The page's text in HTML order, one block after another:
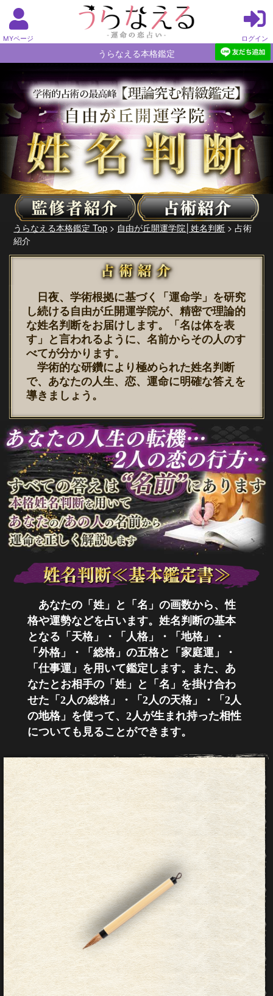
MYページ ログイン
うらなえる本格鑑定
うらなえる本格鑑定 Top > 自由が丘開運学院│姓名判断 > 占術
紹介
日夜、学術根拠に基づく「運命学」を研究
し続ける自由が丘開運学院が、精密で理論的
な姓名判断をお届けします。「名は体を表
す」と言われるように、名前からその人のす
べてが分かります。
学術的な研鑽により極められた姓名判断
で、あなたの人生、恋、運命に明確な答えを
導きましょう。
あなたの「姓」と「名」の画数から、性
格や運勢などを占います。姓名判断の基本
となる「天格」・「人格」・「地格」・
「外格」・「総格」の五格と「家庭運」・
「仕事運」を用いて鑑定します。また、あ
なたとお相手の「姓」と「名」を掛け合わ
せた「2人の総格」・「2人の天格」・「2人
の地格」を使って、2人が生まれ持った相性
についても見ることができます。
3 山
5 田
4 太
9 郎
天格 人格 地格 総合運基礎運成功運